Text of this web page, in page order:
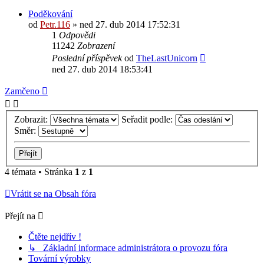
Poděkování
od Petr.116 » ned 27. dub 2014 17:52:31
1 Odpovědi
11242 Zobrazení
Poslední příspěvekod TheLastUnicorn
ned 27. dub 2014 18:53:41
Zamčeno
Zobrazit:
Seřadit podle:
Směr:
4 témata • Stránka 1 z 1
Vrátit se na Obsah fóra
Přejít na
Čtěte nejdřív !
↳ Základní informace administrátora o provozu fóra
Tovární výrobky